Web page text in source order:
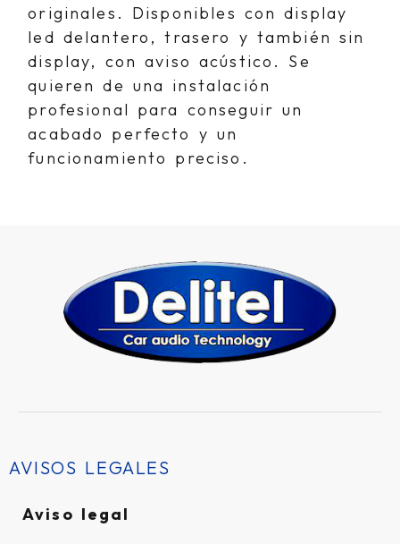
originales. Disponibles con display
led delantero, trasero y también sin
display, con aviso acústico. Se
quieren de una instalación
profesional para conseguir un
acabado perfecto y un
funcionamiento preciso.
AVISOS LEGALES
Aviso legal